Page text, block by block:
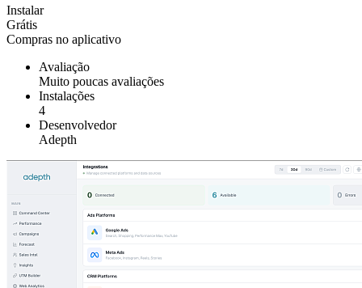
Instalar
Grátis
Compras no aplicativo
Avaliação
Muito poucas avaliações
Instalações
4
Desenvolvedor
Adepth